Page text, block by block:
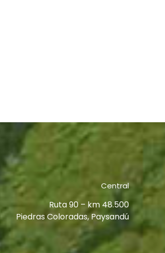
Central
Ruta 90 – km 48.500
Piedras Coloradas, Paysandú